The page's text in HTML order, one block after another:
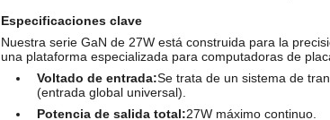
Especificaciones clave
Nuestra serie GaN de 27W está construida para la
una plataforma especializada para computadoras de
Voltado de entrada:Se trata de un sistema de
(entrada global universal).
Potencia de salida total:27W máximo continuo.